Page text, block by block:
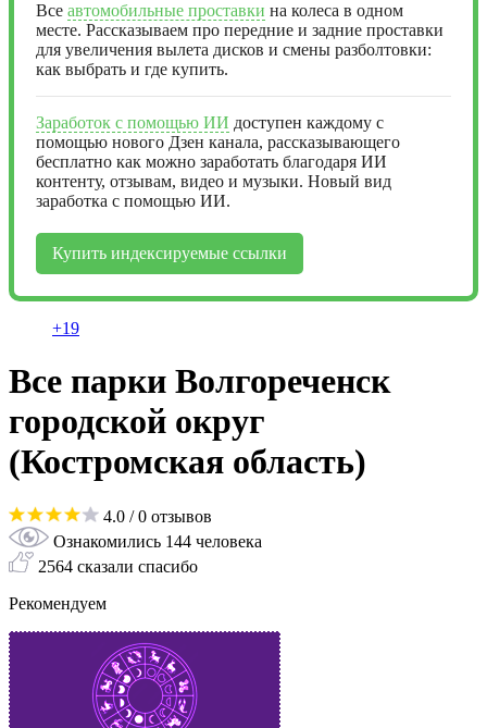
Все автомобильные проставки на колеса в одном
месте. Рассказываем про передние и задние проставки
для увеличения вылета дисков и смены разболтовки:
как выбрать и где купить.
Заработок с помощью ИИ доступен каждому с
помощью нового Дзен канала, рассказывающего
бесплатно как можно заработать благодаря ИИ
контенту, отзывам, видео и музыки. Новый вид
заработка с помощью ИИ.
Купить индексируемые ссылки
+19
Все парки Волгореченск
городской округ
(Костромская область)
4.0 / 0 отзывов
Ознакомились 144 человека
2564 сказали спасибо
Рекомендуем